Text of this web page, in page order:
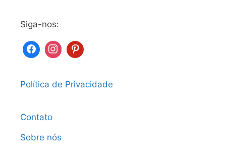
Siga-nos:
Política de Privacidade
Contato
Sobre nós